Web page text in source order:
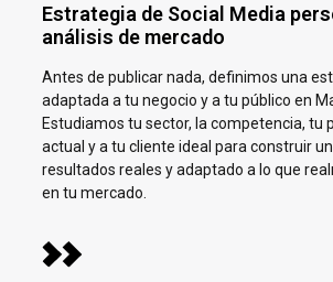
Estrategia de Social Media
análisis de mercado
Antes de publicar nada, definimos una
adaptada a tu negocio y a tu público en
Estudiamos tu sector, la competencia, tu
actual y a tu cliente ideal para construir
resultados reales y adaptado a lo que
en tu mercado.